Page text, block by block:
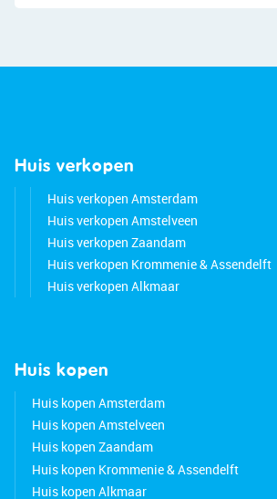
Huis verkopen
Huis verkopen Amsterdam
Huis verkopen Amstelveen
Huis verkopen Zaandam
Huis verkopen Krommenie & Assendelft
Huis verkopen Alkmaar
Huis kopen
Huis kopen Amsterdam
Huis kopen Amstelveen
Huis kopen Zaandam
Huis kopen Krommenie & Assendelft
Huis kopen Alkmaar